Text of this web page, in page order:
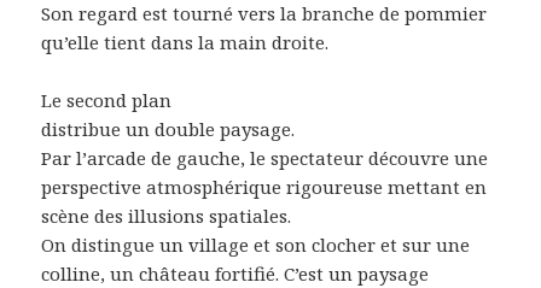
Son regard est tourné vers la branche de pommier
qu’elle tient dans la main droite.
Le second plan
distribue un double paysage.
Par l’arcade de gauche, le spectateur découvre une
perspective atmosphérique rigoureuse mettant en
scène des illusions spatiales.
On distingue un village et son clocher et sur une
colline, un château fortifié. C’est un paysage